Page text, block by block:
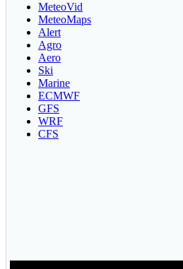
MeteoVid
MeteoMaps
Alert
Agro
Aero
Ski
Marine
ECMWF
GFS
WRF
CFS